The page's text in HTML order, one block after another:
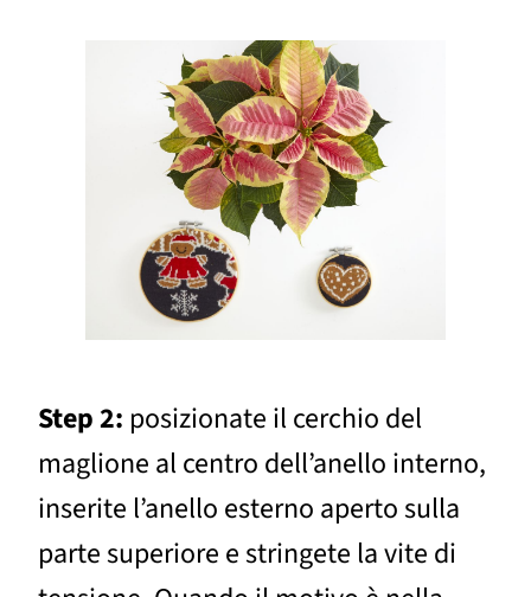
Step 2: posizionate il cerchio del
maglione al centro dell’anello interno,
inserite l’anello esterno aperto sulla
parte superiore e stringete la vite di